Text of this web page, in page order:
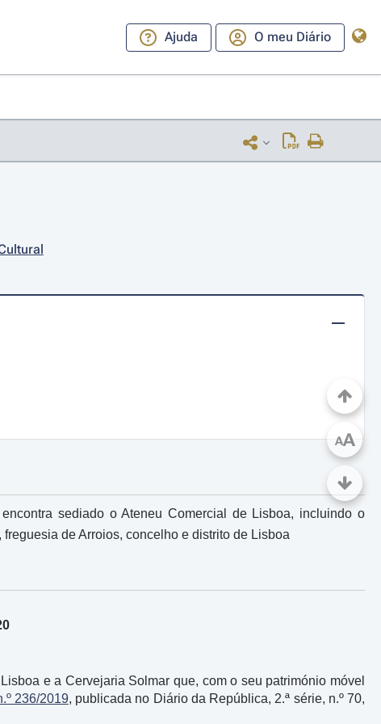
Ajuda O meu Diário
sediado o Ateneu Comercial de Lisboa, incluindo o
de Arroios, concelho e distrito de Lisboa
e a Cervejaria Solmar que, com o seu património móvel
236/2019, publicada no Diário da República, 2.ª série, n.º 70,
AA